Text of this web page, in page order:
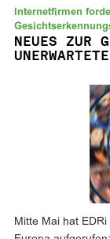
Internetfirmen
NEUES ZUR
Mitte Mai hat